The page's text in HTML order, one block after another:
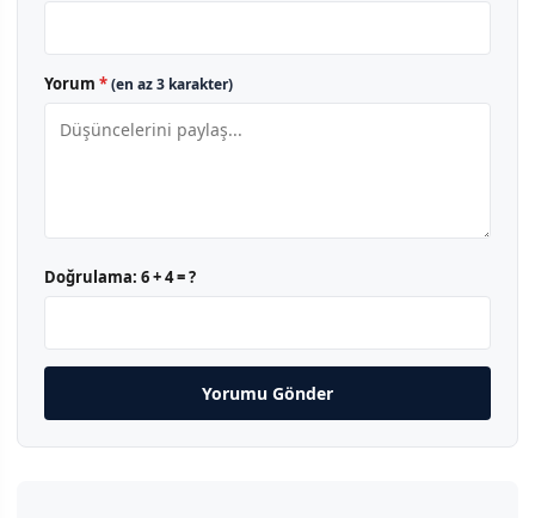
Yorum *(en az 3 karakter)
Doğrulama: 6 + 4 = ?
Yorumu Gönder